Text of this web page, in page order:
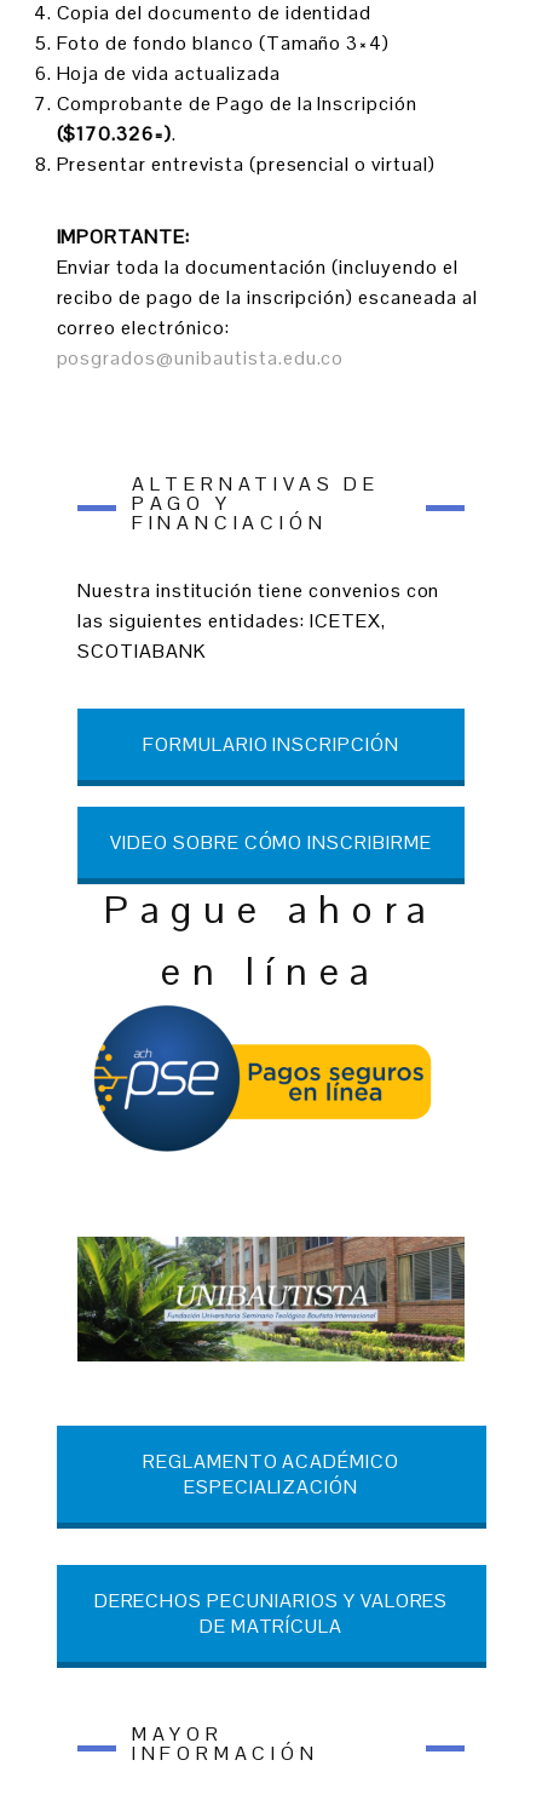
Copia del documento de identidad
Foto de fondo blanco (Tamaño 3×4)
Hoja de vida actualizada
Comprobante de Pago de la Inscripción
($170.326=).
Presentar entrevista (presencial o virtual)
IMPORTANTE:
Enviar toda la documentación (incluyendo el
recibo de pago de la inscripción) escaneada al
correo electrónico:
posgrados@unibautista.edu.co
ALTERNATIVAS DE
PAGO Y
FINANCIACIÓN
Nuestra institución tiene convenios con
las siguientes entidades: ICETEX,
SCOTIABANK
FORMULARIO INSCRIPCIÓN
VIDEO SOBRE CÓMO INSCRIBIRME
Pague ahora
en línea
REGLAMENTO ACADÉMICO
ESPECIALIZACIÓN
DERECHOS PECUNIARIOS Y VALORES
DE MATRÍCULA
MAYOR
INFORMACIÓN